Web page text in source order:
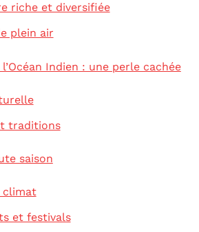
riche et diversifiée
plein air
Indien : une perle cachée
traditions
saison
climat
et festivals